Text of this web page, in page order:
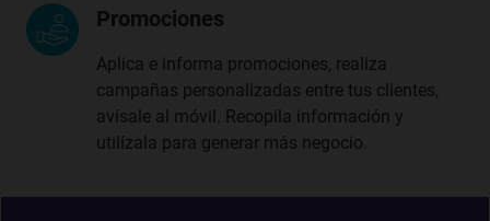
Promociones
Aplica e informa promociones, realiza
campañas personalizadas entre tus clientes,
avísale al móvil. Recopila información y
utilízala para generar más negocio.